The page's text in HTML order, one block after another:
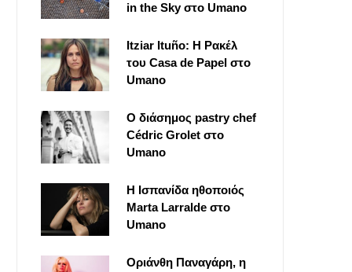
in the Sky στο Umano
Itziar Ituño: Η Ρακέλ
του Casa de Papel στο
Umano
Ο διάσημος pastry chef
Cédric Grolet στο
Umano
Η Ισπανίδα ηθοποιός
Marta Larralde στο
Umano
Οριάνθη Παναγάρη, η